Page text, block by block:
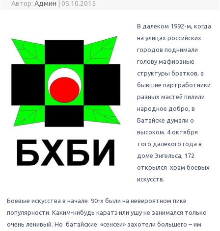
Автор: Админ 05.10.2015
В далеком 1992-м, когда
на улицах российских
городов поднимали
голову мафиозные
структуры братков, а
бывшие партработники
разных мастей пилили
народное добро, в
Батайске думали о
высоком. 4 октября
того далекого года в
доме Энгельса, 172
открылся храм боевых
искусств.
Боевые искусства в начале 90-х были на невероятном пике
популярности. Каким-нибудь каратэ или ушу не занимался только
очень ленивый. Но батайские «сенсеи» захотели большего – им